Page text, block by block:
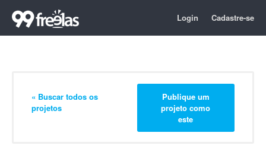
Login Cadastre-se
« Buscar todos os
projetos
Publique um
projeto como
este